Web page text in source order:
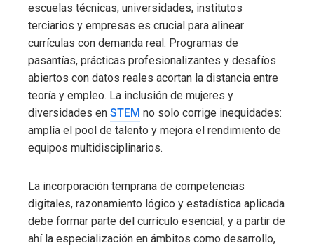
escuelas técnicas, universidades, institutos
terciarios y empresas es crucial para alinear
currículas con demanda real. Programas de
pasantías, prácticas profesionalizantes y desafíos
abiertos con datos reales acortan la distancia entre
teoría y empleo. La inclusión de mujeres y
diversidades en STEM no solo corrige inequidades:
amplía el pool de talento y mejora el rendimiento de
equipos multidisciplinarios.
La incorporación temprana de competencias
digitales, razonamiento lógico y estadística aplicada
debe formar parte del currículo esencial, y a partir de
ahí la especialización en ámbitos como desarrollo,